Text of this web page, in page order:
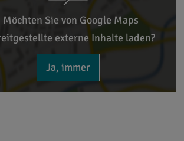
Möchten Sie von Google Maps
externe Inhalte laden?
Ja, immer